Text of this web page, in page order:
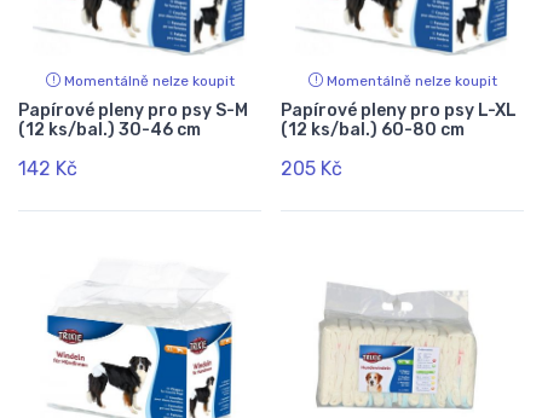
Momentálně nelze koupit
Papírové pleny pro psy S-M
(12 ks/bal.) 30-46 cm
142 Kč
Momentálně nelze koupit
Papírové pleny pro psy L-XL
(12 ks/bal.) 60-80 cm
205 Kč